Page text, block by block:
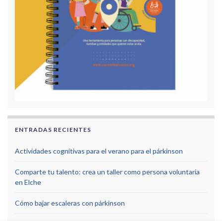
ENTRADAS RECIENTES
Actividades cognitivas para el verano para el párkinson
Comparte tu talento: crea un taller como persona voluntaria
en Elche
Cómo bajar escaleras con párkinson